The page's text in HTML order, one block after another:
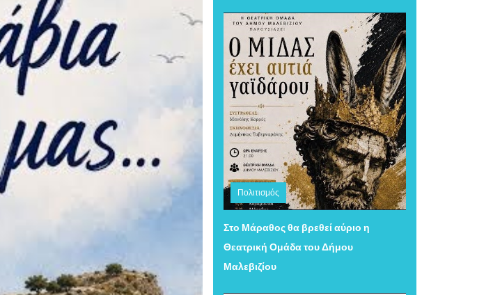
Πολιτισμός
Πέμπτη 06 Αυγούστου 2026 15:12
Στο Μάραθος θα βρεθεί αύριο η
Θεατρική Ομάδα του Δήμου
Μαλεβιζίου